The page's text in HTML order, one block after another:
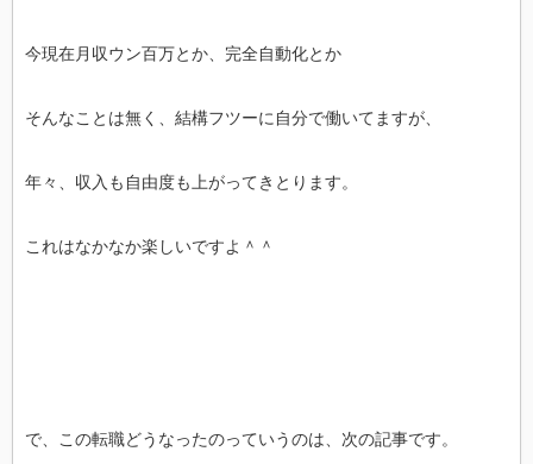
今現在月収ウン百万とか、完全自動化とか
そんなことは無く、結構フツーに自分で働いてますが、
年々、収入も自由度も上がってきとります。
これはなかなか楽しいですよ＾＾
で、この転職どうなったのっていうのは、次の記事です。